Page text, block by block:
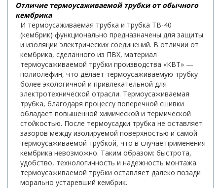
Отличие термоусаживаемой трубки от обычного
кембрика
И термоусаживаемая трубка и трубка ТВ-40
(кембрик) функционально предназначены для защиты
и изоляции электрических соединений. В отличии от
кембрика, сделанного из ПВХ, материал
термоусаживаемой трубки производства «КВТ» —
полиолефин, что делает термоусаживаемую трубку
более экологичной и привлекательной для
электротехнической отрасли. Термоусаживаемая
трубка, благодаря процессу поперечной сшивки
обладает повышенной химической и термической
стойкостью. После термоусадки трубка не оставляет
зазоров между изолируемой поверхностью и самой
термоусаживаемой трубкой, что в случае применения
кембрика невозможно. Таким образом: быстрота,
удобство, технологичность и надежность монтажа
термоусаживаемой трубки оставляет далеко позади
морально устаревший кембрик.